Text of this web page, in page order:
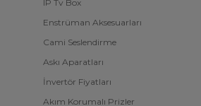
IP Tv Box
Enstrüman Aksesuarları
Cami Seslendirme
Askı Aparatları
İnvertör Fiyatları
Akım Korumalı Prizler